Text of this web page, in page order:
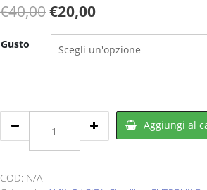
€40,00Il
prezzo
originale
€20,00Il
prezzo
attuale
Gusto
Citrulline
Malate
g
Aggiungi al
COD: N/A